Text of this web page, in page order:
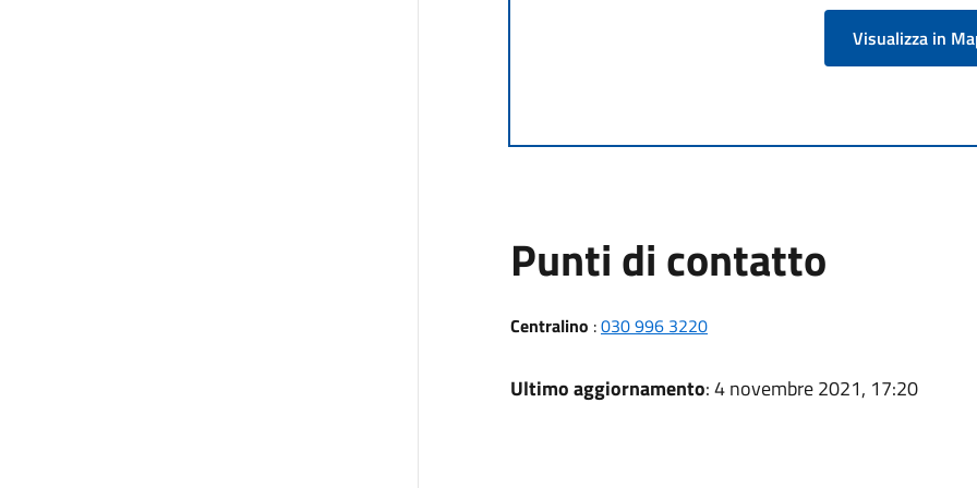
Visualizza in
Punti di contatto
Centralino :030 996 3220
Ultimo aggiornamento: 4 novembre 2021, 17:20